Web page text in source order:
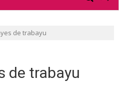
de trabayu
de trabayu